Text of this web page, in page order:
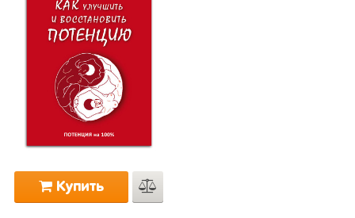
Купить